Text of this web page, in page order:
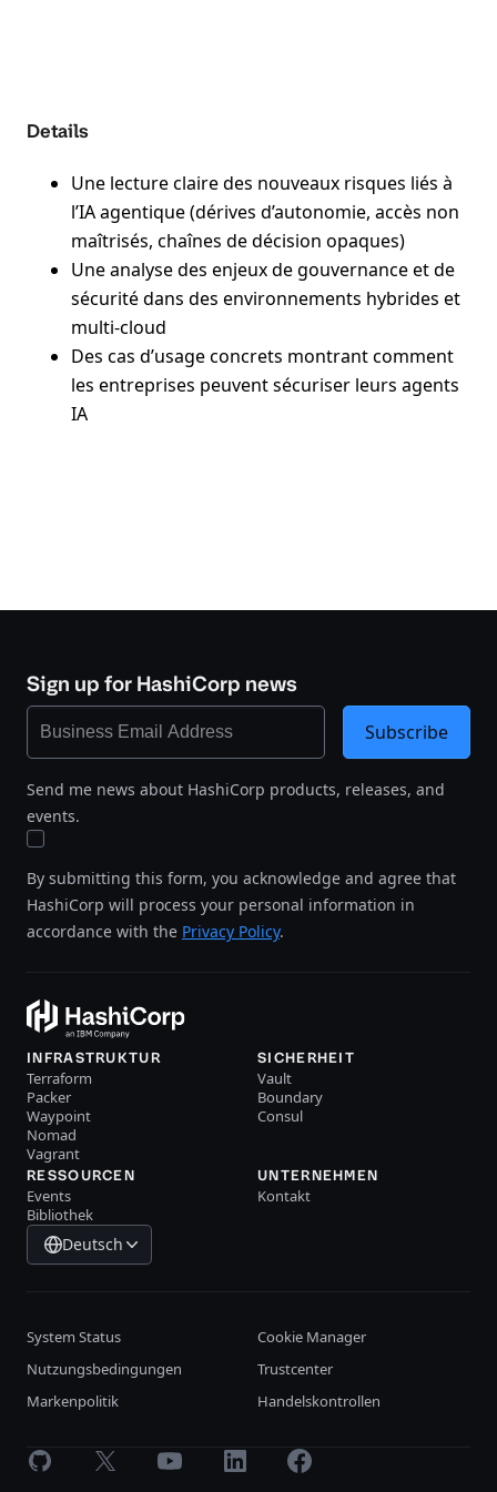
Details
Une lecture claire des nouveaux risques liés à
l’IA agentique (dérives d’autonomie, accès non
maîtrisés, chaînes de décision opaques)
Une analyse des enjeux de gouvernance et de
sécurité dans des environnements hybrides et
multi-cloud
Des cas d’usage concrets montrant comment
les entreprises peuvent sécuriser leurs agents
IA
Sign up for HashiCorp news
Send me news about HashiCorp products, releases, and
events.
By submitting this form, you acknowledge and agree that
HashiCorp will process your personal information in
accordance with the Privacy Policy.
Subscribe
INFRASTRUKTUR
Terraform
Packer
Waypoint
Nomad
Vagrant
SICHERHEIT
Vault
Boundary
Consul
RESSOURCEN
Events
Bibliothek
UNTERNEHMEN
Kontakt
Deutsch
System Status
Cookie Manager
Nutzungsbedingungen
Trustcenter
Markenpolitik
Handelskontrollen
GitHub X Youtube LinkedInFacebook